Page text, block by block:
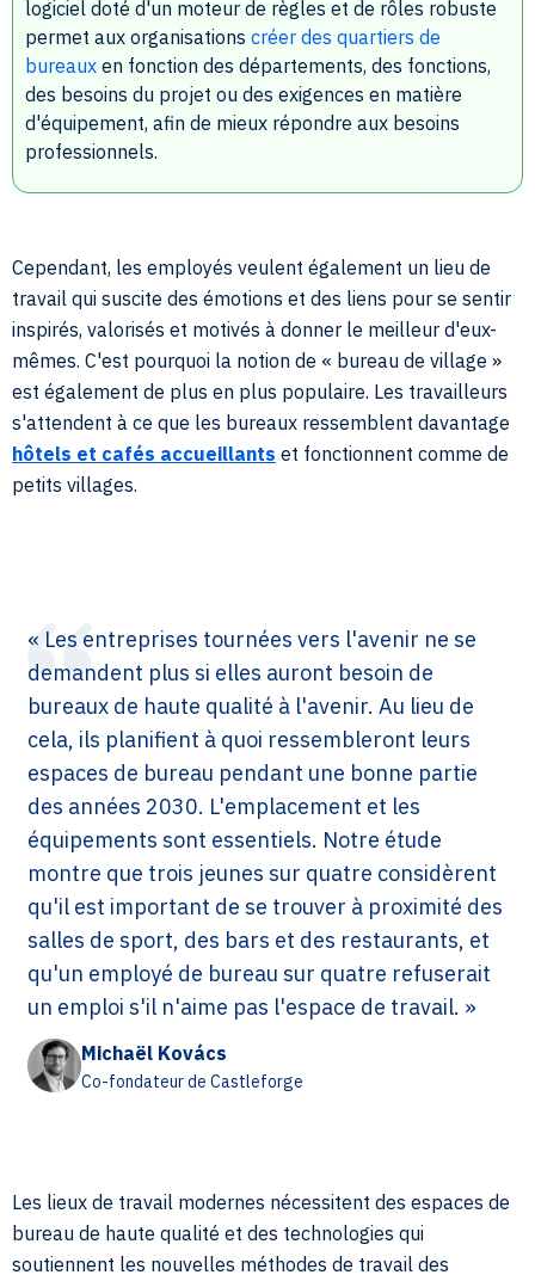
logiciel doté d'un moteur de règles et de rôles robuste
permet aux organisations créer des quartiers de
bureaux en fonction des départements, des fonctions,
des besoins du projet ou des exigences en matière
d'équipement, afin de mieux répondre aux besoins
professionnels.
Cependant, les employés veulent également un lieu de
travail qui suscite des émotions et des liens pour se sentir
inspirés, valorisés et motivés à donner le meilleur d'eux-
mêmes. C'est pourquoi la notion de « bureau de village »
est également de plus en plus populaire. Les travailleurs
s'attendent à ce que les bureaux ressemblent davantage
hôtels et cafés accueillants et fonctionnent comme de
petits villages.
« Les entreprises tournées vers l'avenir ne se
demandent plus si elles auront besoin de
bureaux de haute qualité à l'avenir. Au lieu de
cela, ils planifient à quoi ressembleront leurs
espaces de bureau pendant une bonne partie
des années 2030. L'emplacement et les
équipements sont essentiels. Notre étude
montre que trois jeunes sur quatre considèrent
qu'il est important de se trouver à proximité des
salles de sport, des bars et des restaurants, et
qu'un employé de bureau sur quatre refuserait
un emploi s'il n'aime pas l'espace de travail. »
Michaël Kovács
Co-fondateur de Castleforge
Les lieux de travail modernes nécessitent des espaces de
bureau de haute qualité et des technologies qui
soutiennent les nouvelles méthodes de travail des